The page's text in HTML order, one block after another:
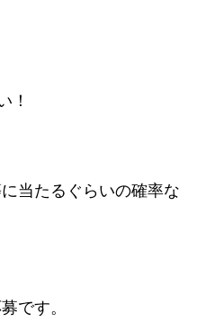
！
当たるぐらいの確率な
です。